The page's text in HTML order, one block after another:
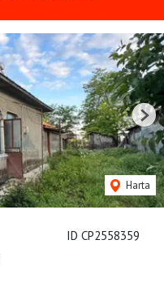
ID CP2558359
Harta
Next